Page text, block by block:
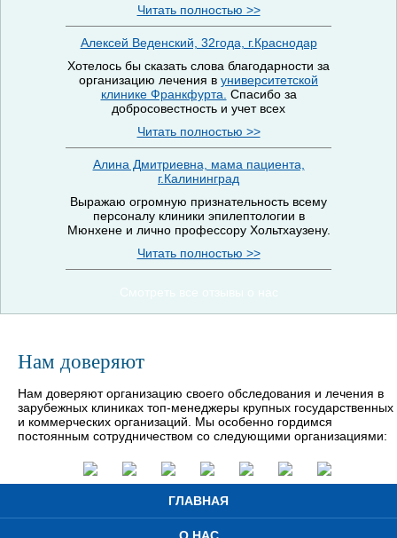
Читать полностью >>
Алексей Веденский, 32года, г.Краснодар
Хотелось бы сказать слова благодарности за
организацию лечения в университетской
клинике Франкфурта. Спасибо за
добросовестность и учет всех
Читать полностью >>
Алина Дмитриевна, мама пациента,
г.Калининград
Выражаю огромную признательность всему
персоналу клиники эпилептологии в
Мюнхене и лично профессору Хольтхаузену.
Читать полностью >>
Нам доверяют
Нам доверяют организацию своего обследования и лечения в
зарубежных клиниках топ-менеджеры крупных государственных
и коммерческих организаций. Мы особенно гордимся
постоянным сотрудничеством со следующими организациями:
ГЛАВНАЯ